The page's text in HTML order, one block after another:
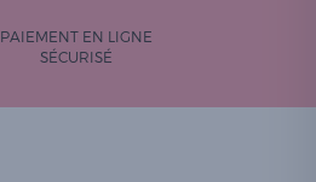
PAIEMENT EN LIGNE
SÉCURISÉ